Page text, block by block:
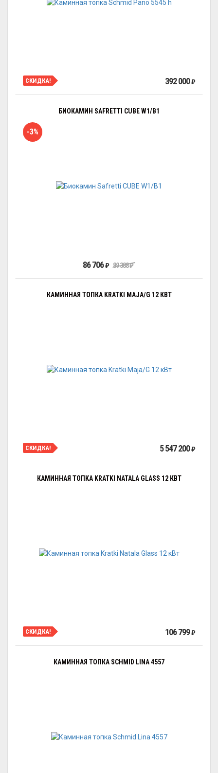
СКИДКА! 392 000₽
БИОКАМИН SAFRETTI CUBE W1/B1
-3%
86 706₽ 89 388₽
КАМИННАЯ ТОПКА KRATKI MAJA/G 12 КВТ
СКИДКА! 5 547 200₽
КАМИННАЯ ТОПКА KRATKI NATALA GLASS 12 КВТ
СКИДКА! 106 799₽
КАМИННАЯ ТОПКА SCHMID LINA 4557